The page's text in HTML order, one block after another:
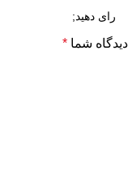
دیدگاه شما *